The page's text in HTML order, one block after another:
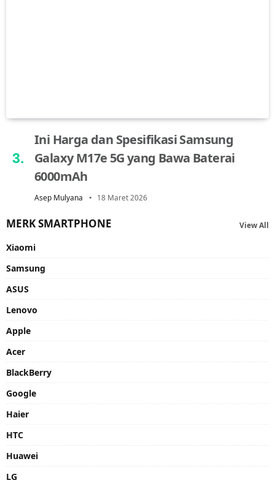
Ini Harga dan Spesifikasi Samsung
Galaxy M17e 5G yang Bawa Baterai
6000mAh
Asep Mulyana 18 Maret 2026
MERK SMARTPHONE View All
Xiaomi
Samsung
ASUS
Lenovo
Apple
Acer
BlackBerry
Google
Haier
HTC
Huawei
LG